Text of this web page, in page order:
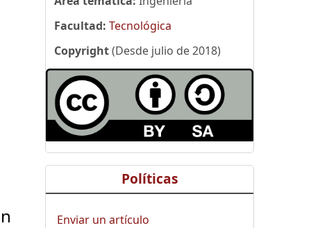
Facultad: Tecnológica
Copyright(Desde julio de 2018)
Políticas
Enviar un artículo